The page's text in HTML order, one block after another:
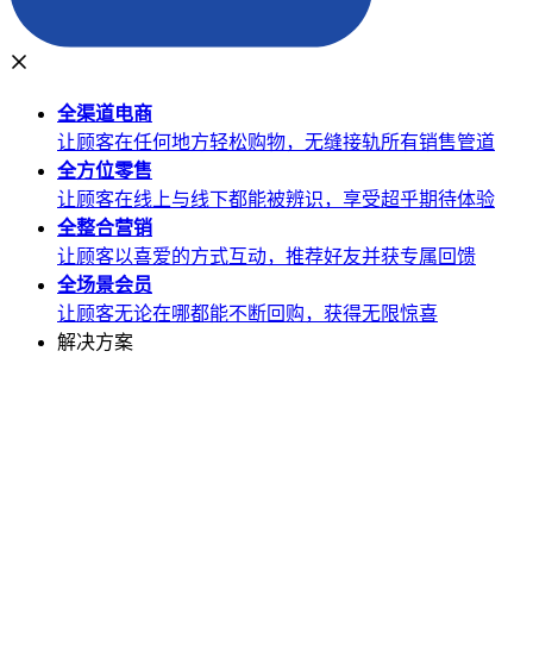
全渠道电商
让顾客在任何地方轻松购物，无缝接轨所有销售管道
全方位零售
让顾客在线上与线下都能被辨识，享受超乎期待体验
全整合营销
让顾客以喜爱的方式互动，推荐好友并获专属回馈
全场景会员
让顾客无论在哪都能不断回购，获得无限惊喜
解决方案